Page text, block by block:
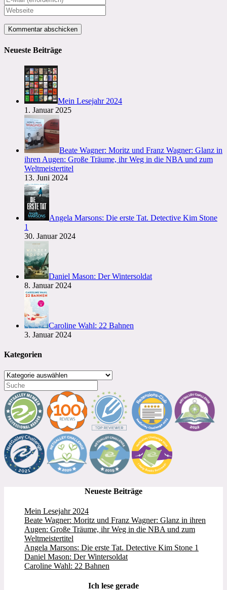
Namen
oder
Benutzernamen
zum
ein
deine
E-
Mail-
Adresse
Kommentieren
Gib
deine
Website-
URL
ein
(optional)
Neueste Beiträge
Mein Lesejahr 2024
1. Januar 2025
Beate Wagner: Moritz und Franz Wagner: Glanz in
ihren Augen: Große Träume, ihr Weg in die NBA und zum
Weltmeistertitel
13. Juni 2024
Angela Marsons: Die erste Tat. Detective Kim Stone
1
30. Januar 2024
Daniel Mason: Der Wintersoldat
8. Januar 2024
Caroline Wahl: 22 Bahnen
3. Januar 2024
Kategorien
Kategorien
Neueste Beiträge
Mein Lesejahr 2024
Beate Wagner: Moritz und Franz Wagner: Glanz in ihren
Augen: Große Träume, ihr Weg in die NBA und zum
Weltmeistertitel
Angela Marsons: Die erste Tat. Detective Kim Stone 1
Daniel Mason: Der Wintersoldat
Caroline Wahl: 22 Bahnen
Ich lese gerade